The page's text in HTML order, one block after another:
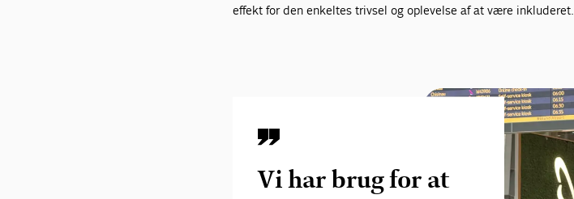
effekt for den enkeltes trivsel og oplevelse af at være inkluderet.
Vi har brug for at